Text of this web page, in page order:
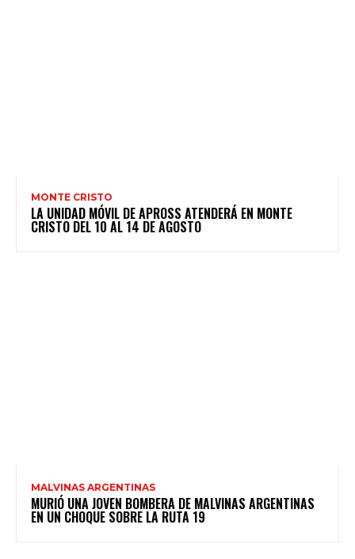
MONTE CRISTO
LA UNIDAD MÓVIL DE APROSS ATENDERÁ EN MONTE
CRISTO DEL 10 AL 14 DE AGOSTO
MALVINAS ARGENTINAS
MURIÓ UNA JOVEN BOMBERA DE MALVINAS ARGENTINAS
EN UN CHOQUE SOBRE LA RUTA 19